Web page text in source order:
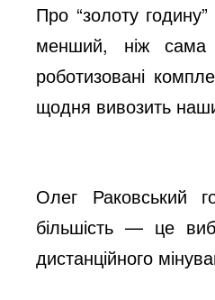
Про “золоту
менший, ніж сама
роботизовані
щодня вивозить
Олег Раковський
більшість — це
дистанційного